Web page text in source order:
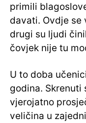
primili
davati. Ovdje se
drugi su ljudi
čovjek nije tu
U to doba
godina.
vjerojatno
veličina u